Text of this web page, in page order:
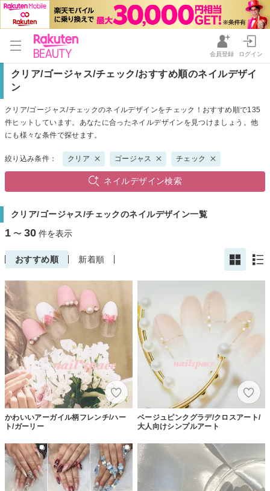
会員登録 ログイン
クリア/ゴージャス/チェック/おすすめ順のネイルデザイ
ン
クリア/ゴージャス/チェックのネイルデザインをチェック！おすすめ順で135
件ヒットしています。あなたに合ったネイルデザインを見つけましょう。他
にも様々な条件で探せます。
絞り込み条件： クリア ゴージャス チェック
ネイルデザイン検索
クリア/ゴージャス/チェックのネイルデザイン一覧
1 〜 30 件を表示
おすすめ順 新着順
かわいいアーガイル柄フレンチ/ハー
ト/ガーリー
ベージュピンクグラデ/クロスアート/
大人向けシンプルアート